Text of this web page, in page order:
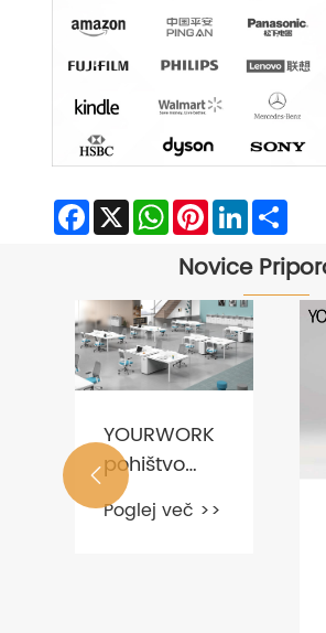
Facebook
X WhatsApp
Pinterest
LinkedIn
Novice
YOURWORK
pohištvo
vam pove
trende
Poglej več >>
